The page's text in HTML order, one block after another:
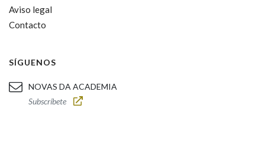
Aviso legal
Contacto
SÍGUENOS
NOVAS DA ACADEMIA
Subscríbete